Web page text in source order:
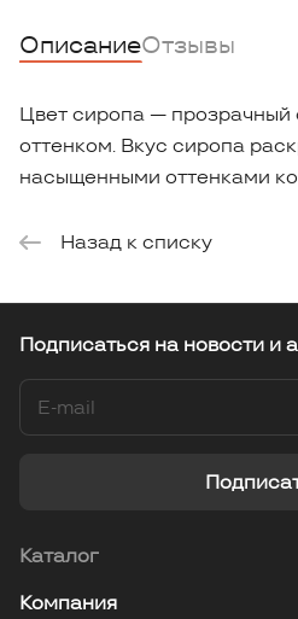
ОписаниеОтзывы
Цвет сиропа —
оттенком. Вкус сиропа
насыщенными оттенками
Назад к списку
Подписаться на новости и
Каталог
Компания